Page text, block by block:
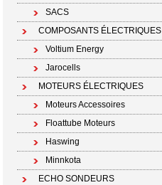
SACS
COMPOSANTS ÉLECTRIQUES
Voltium Energy
Jarocells
MOTEURS ÉLECTRIQUES
Moteurs Accessoires
Floattube Moteurs
Haswing
Minnkota
ECHO SONDEURS